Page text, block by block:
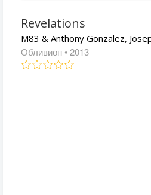
Revelations
M83 & Anthony Gonzalez,
Обливион • 2013